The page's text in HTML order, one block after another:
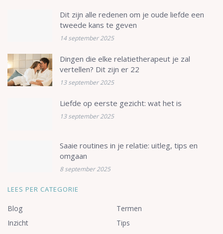
Dit zijn alle redenen om je oude liefde een
tweede kans te geven
14 september 2025
Dingen die elke relatietherapeut je zal
vertellen? Dit zijn er 22
13 september 2025
Liefde op eerste gezicht: wat het is
13 september 2025
Saaie routines in je relatie: uitleg, tips en
omgaan
8 september 2025
LEES PER CATEGORIE
Blog
Inzicht
Termen
Tips